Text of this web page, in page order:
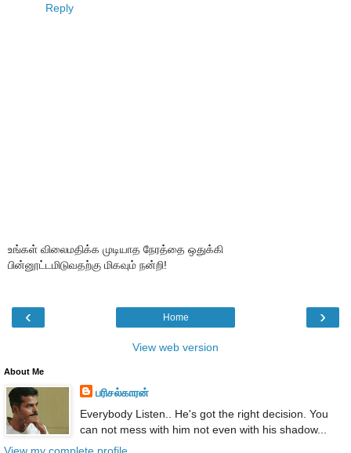
Reply
உங்கள் விலைமதிக்க முடியாத நேரத்தை ஒதுக்கி
பின்னூட்டமிடுவதற்கு மிகவும் நன்றி!
‹ ›
Home
View web version
About Me
பரிசல்காரன்
Everybody Listen.. He's got the right decision. You
can not mess with him not even with his shadow...